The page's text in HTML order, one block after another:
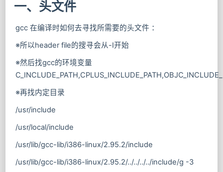
一、头文件
gcc 在编译时如何去寻找所需要的头文件 ：
※所以header file的搜寻会从-I开始
※然后找gcc的环境变量
※再找内定目录
/usr/include
/usr/local/include
/usr/lib/gcc-lib/i386-linux/2.95.2/include
/usr/lib/gcc-lib/i386-linux/2.95.2/../../../../include/g -3